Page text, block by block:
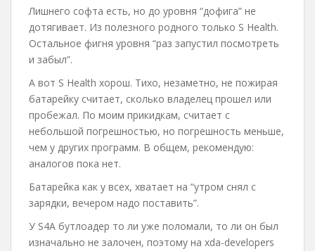
Лишнего софта есть, но до уровня “дофига” не
дотягивает. Из полезного родного только S Health.
Остальное фигня уровня “раз запустил посмотреть
и забыл”.
А вот S Health хорош. Тихо, незаметно, не пожирая
батарейку считает, сколько владелец прошел или
пробежал. По моим прикидкам, считает с
небольшой погрешностью, но погрешность меньше,
чем у других программ. В общем, рекомендую:
аналогов пока нет.
Батарейка как у всех, хватает на “утром снял с
зарядки, вечером надо поставить”.
У S4A бутлоадер то ли уже поломали, то ли он был
изначально не залочен, поэтому на xda-developers